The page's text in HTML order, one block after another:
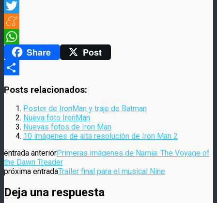
Facebook
Twitter
Meneame
WhatsAppShare Post
Posts relacionados:
Poster de IronMan y traje de Batman
Nueva foto IronMan
Nuevas fotos de Iron Man
10 imágenes de alta resolución de Iron Man 2
entrada anteriorPrimeras imágenes de Narnia: The Voyage of
the Dawn Treader
próxima entradaTrailer final para el musical Nine
Deja una respuesta